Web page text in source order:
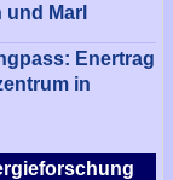
und Marl
Enertrag
in